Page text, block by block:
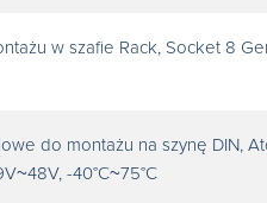
w szafie Rack, Socket 8
do montażu na szynę DIN,
-40°C~75°C